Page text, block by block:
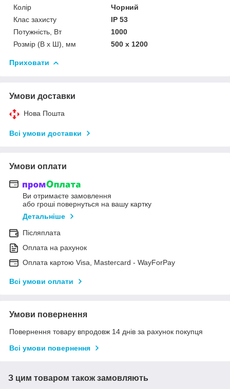
Колір
Чорний
Клас захисту
IP 53
Потужність, Вт
1000
Розмір (В х Ш), мм
500 х 1200
Приховати
Умови доставки
Нова Пошта
Всі умови доставки
Умови оплати
Ви отримаєте замовлення
або гроші повернуться на вашу картку
Детальніше
Післяплата
Оплата на рахунок
Оплата картою Visa, Mastercard - WayForPay
Всі умови оплати
Умови повернення
Повернення товару впродовж 14 днів за рахунок покупця
Всі умови повернення
З цим товаром також замовляють